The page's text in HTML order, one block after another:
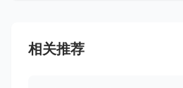
相关推荐